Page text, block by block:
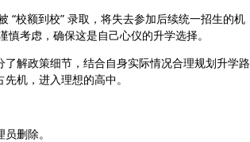
校额到校” 录取，将失去参加后续统一招生的机
考虑，确保这是自己心仪的升学选择。
解政策细节，结合自身实际情况合理规划升学路
机，进入理想的高中。
删除。